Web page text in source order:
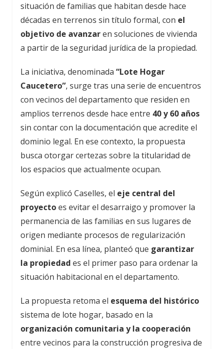
situación de familias que habitan desde hace
décadas en terrenos sin título formal, con el
objetivo de avanzaren soluciones de vivienda
a partir de la seguridad jurídica de la propiedad.
La iniciativa, denominada “Lote Hogar
Caucetero”, surge tras una serie de encuentros
con vecinos del departamento que residen en
amplios terrenos desde hace entre 40 y 60 años
sin contar con la documentación que acredite el
dominio legal. En ese contexto, la propuesta
busca otorgar certezas sobre la titularidad de
los espacios que actualmente ocupan.
Según explicó Caselles, el eje central del
proyectoes evitar el desarraigo y promover la
permanencia de las familias en sus lugares de
origen mediante procesos de regularización
dominial. En esa línea, planteó que garantizar
la propiedad es el primer paso para ordenar la
situación habitacional en el departamento.
La propuesta retoma el esquema del histórico
sistema de lote hogar, basado en la
organización comunitaria y la cooperación
entre vecinos para la construcción progresiva de